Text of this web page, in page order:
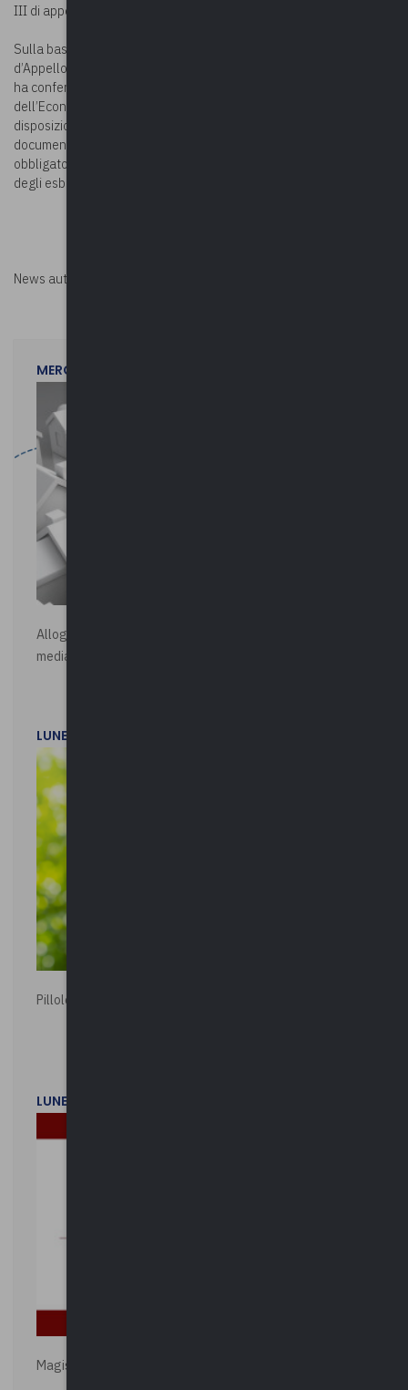
III di appello n. 96/2019 e Sez. appello Sicilia n. 154/2012).
Sulla base di tali premesse, la Corte dei conti, Sez. Giurisdizionale
d’Appello per la Regione siciliana, con la
ha confermato la condanna di primo grado nei confronti
dell’Economo di un Comune, risultando palese la violazione delle
disposizioni del regolamento economale sia per la carenza della
documentazione giustificativa delle spese (da allegare
obbligatoriamente al conto giudiziale) sia con riguardo alla natura
degli esborsi eseguiti.
News autorizzata da
MERCOLEDì 29 LUGLIO 2026
Alloggi di Edilizia Residenziale Pubblica - Vendita all'asta
mediante procedura asincrona telematica
LUNEDì 20 LUGLIO 2026
Pillole ambientali | 2026
LUNEDì 2 FEBBRAIO 2026
Magistratura e Costituzione. Le ragioni del SÌ e del NO